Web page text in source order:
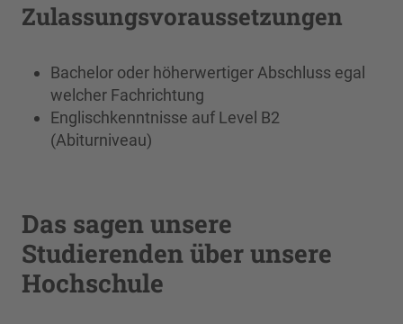
Zulassungsvoraussetzungen
Bachelor oder höherwertiger Abschluss egal
welcher Fachrichtung
Englischkenntnisse auf Level B2
(Abiturniveau)
Das sagen unsere
Studierenden über unsere
Hochschule